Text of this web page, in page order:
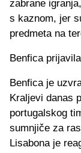
zabrane
s kaznom, jer
predmeta na
Benfica
Benfica je
Kraljevi danas
portugalskog
sumnjiče za
Lisabona je